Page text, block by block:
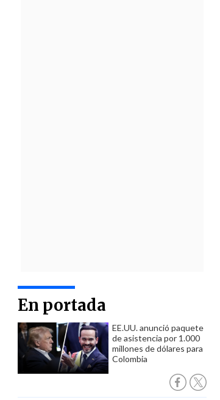
En portada
EE.UU. anunció paquete
de asistencia por 1.000
millones de dólares para
Colombia